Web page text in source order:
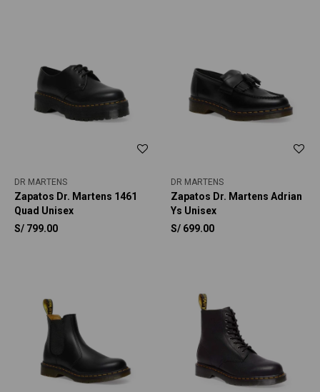
DR MARTENS
Zapatos Dr. Martens 1461
Quad Unisex
S/ 799.00
DR MARTENS
Zapatos Dr. Martens Adrian
Ys Unisex
S/ 699.00